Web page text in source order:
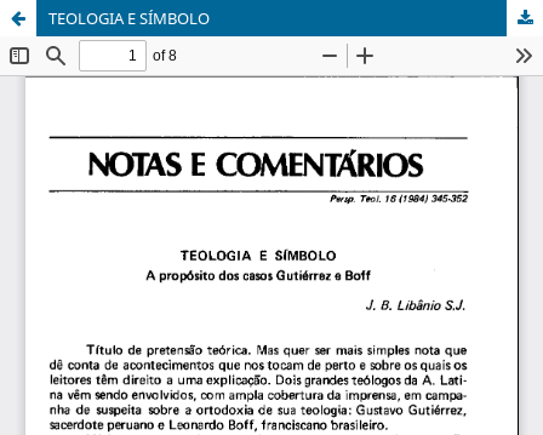
TEOLOGIA E SÍMBOLO